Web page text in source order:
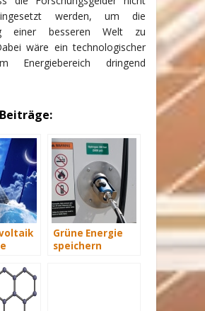
werden, um die
einer besseren Welt zu
wäre ein technologischer
Energiebereich dringend
Grüne Energie
speichern